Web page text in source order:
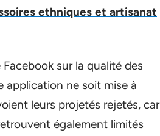
ethniques et artisanat
sur la qualité des
application ne soit mise à
leurs projetés rejetés, car
également limités